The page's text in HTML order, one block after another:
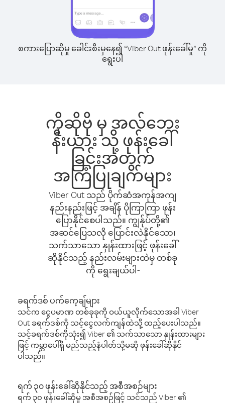
စကားပြောဆိုမှု ခေါင်းစီးမှနေ၍ “Viber Out ဖုန်းခေါ်မှု” ကို
ရွေးပါ
ကိုဆိုဗို မှ အလ်ဘေး
နီးယား သို့ ဖုန်းခေါ်
ခြင်းအတွက်
အကြံပြုချက်များ
Viber Out သည် ပိုက်ဆံအကုန်အကျ
နည်းနည်းဖြင့် အချိန် ပိုကြာကြာ ဖုန်း
ပြောနိုင်စေပါသည်။ ကျွန်ုပ်တို့၏
အဆင်ပြေသလို ပြောင်းလဲနိုင်သော၊
သက်သာသော နှုန်းထားဖြင့် ဖုန်းခေါ်
ဆိုနိုင်သည့် နည်းလမ်းများထဲမှ တစ်ခု
ကို ရွေးချယ်ပါ-
ခရက်ဒစ် ပက်ကေ့ချ်များ
သင်က ငွေပမာဏ တစ်ခုခုကို ဝယ်ယူလိုက်သောအခါ Viber
Out ခရက်ဒစ်ကို သင့်ငွေလက်ကျန်ထဲသို့ ထည့်ပေးပါသည်။
သင့်ခရက်ဒစ်ကိုသုံး၍ Viber ၏ သက်သာသော နှုန်းထားများ
ဖြင့် ကမ္ဘာပေါ်ရှိ မည်သည့်နံပါတ်သို့မဆို ဖုန်းခေါ်ဆိုနိုင်
ပါသည်။
ရက် ၃၀ ဖုန်းခေါ်ဆိုနိုင်သည့် အစီအစဉ်များ
ရက် ၃၀ ဖုန်းခေါ်ဆိုမှု အစီအစဉ်ဖြင့် သင်သည် Viber ၏